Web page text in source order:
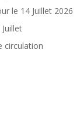
le 14 Juillet 2026
circulation